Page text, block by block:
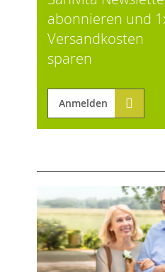
abonnieren und
Versandkosten
sparen
Anmelden